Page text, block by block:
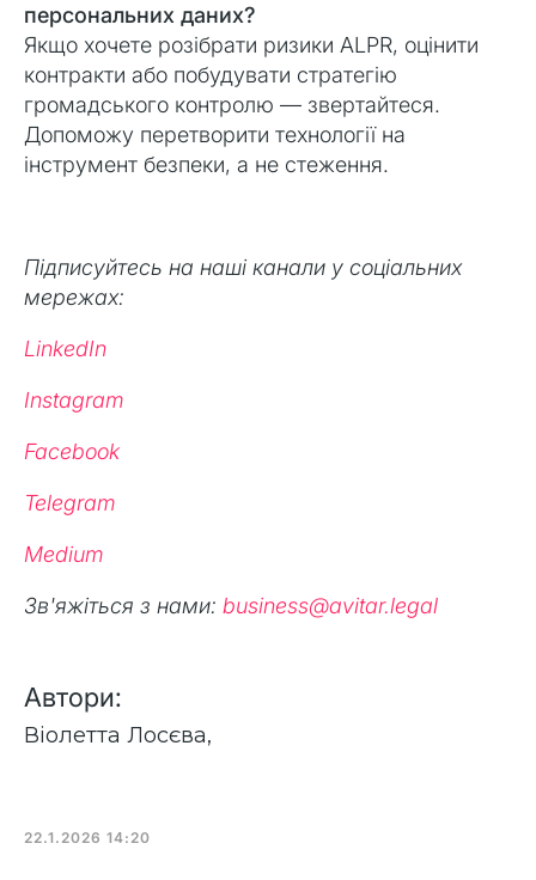
персональних даних?
Якщо хочете розібрати ризики ALPR, оцінити
контракти або побудувати стратегію
громадського контролю — звертайтеся.
Допоможу перетворити технології на
інструмент безпеки, а не стеження.
Підписуйтесь на наші канали у соціальних
мережах:
LinkedIn
Instagram
Facebook
Telegram
Medium
Зв'яжіться з нами: business@avitar.legal
Автори:
Віолетта Лосєва,
22.1.2026 14:20